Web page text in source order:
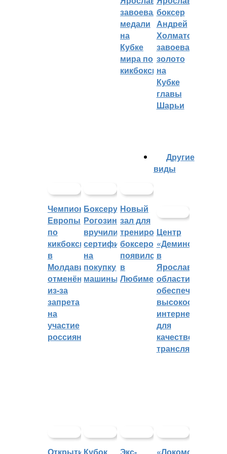
завоевали
медали
на
Кубке
мира по
кикбоксингу
боксер
Андрей
Холматов
завоевал
золото
на
Кубке
главы
Шарьи
Чемпионат
Европы
по
кикбоксингу
в
Молдавии
отменён
из-за
запрета
на
участие
россиян
Боксеру
Рогозину
вручили
сертификат
на
покупку
машины
Новый
зал для
тренировок
боксеров
появился
в
Любиме
Другие
виды
Центр
«Демино»
в
Ярославской
области
обеспечивают
интернетом
для
качественных
трансляций